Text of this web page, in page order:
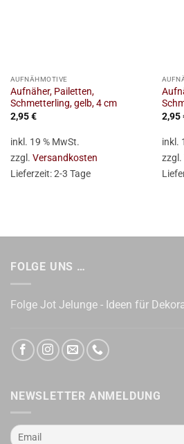
AUFNÄHMOTIVE
Aufnäher, Pailetten,
Schmetterling, gelb, 4 cm
2,95€
inkl. 19 % MwSt.
zzgl. Versandkosten
Lieferzeit:2-3 Tage
2,95
inkl.
zzgl.
FOLGE UNS …
Folge Jot Jelunge - Ideen für
NEWSLETTER ANMELDUNG